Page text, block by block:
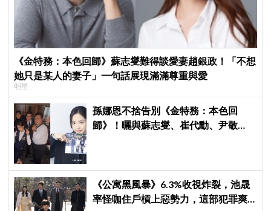
《金特務：本色回歸》蘇志燮難得談愛妻趙銀政！「不想
她只是某人的妻子」一句話展現滿滿尊重與愛
明星
孫娜恩不捨告別《金特務：本色回
歸》！曬與蘇志燮、崔代勳、尹敬
《公寓黑風暴》6.3%收視炸裂，池晟
率怪咖住戶槓上惡勢力，這部犯罪爽